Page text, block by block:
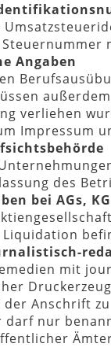
Angaben
verliehen
Impressum
des
bei AGs,
mit
der Anschrift
nur